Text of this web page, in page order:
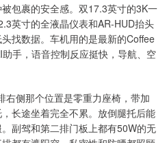
包裹的安全感。双17.3英寸的3K一
英寸的全液晶仪表和AR-HUD抬头
找数据。车机用的是最新的Coffee
手，语音控制反应挺快，导航、空
右侧那个位置是零重力座椅，带加
长途坐着完全不累。放倒腿托后能
副驾和第二排门板上都有50W的无